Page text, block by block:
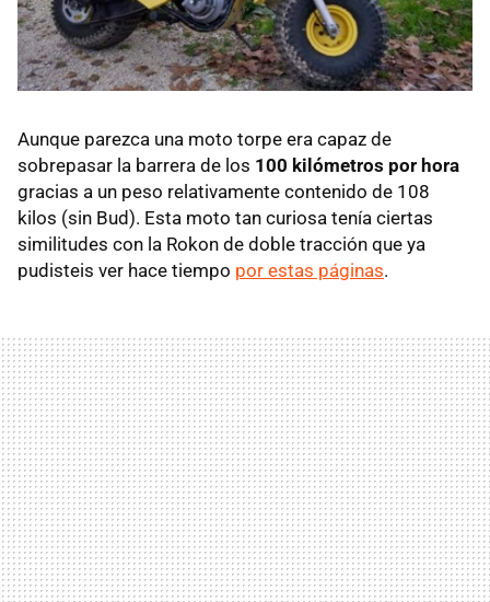
Aunque parezca una moto torpe era capaz de
sobrepasar la barrera de los 100 kilómetros por hora
gracias a un peso relativamente contenido de 108
kilos (sin Bud). Esta moto tan curiosa tenía ciertas
similitudes con la Rokon de doble tracción que ya
pudisteis ver hace tiempo por estas páginas.